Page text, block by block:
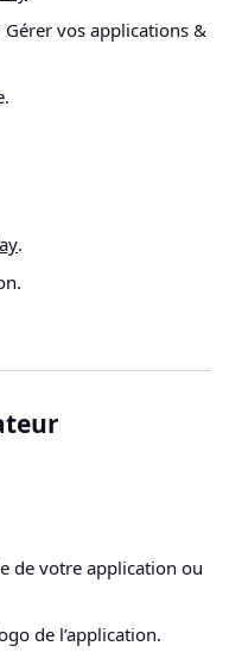
Gérer vos applications &
.
de votre application ou
de l’application.